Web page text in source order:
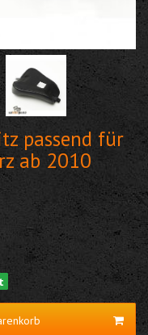
passend für
ab 2010